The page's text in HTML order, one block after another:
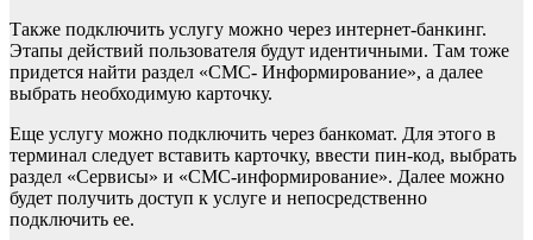
Также подключить услугу можно через интернет-банкинг.
Этапы действий пользователя будут идентичными. Там тоже
придется найти раздел «СМС- Информирование», а далее
выбрать необходимую карточку.
Еще услугу можно подключить через банкомат. Для этого в
терминал следует вставить карточку, ввести пин-код, выбрать
раздел «Сервисы» и «СМС-информирование». Далее можно
будет получить доступ к услуге и непосредственно
подключить ее.